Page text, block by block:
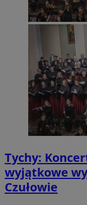
Tychy:
wyjątkowe
Czułowie